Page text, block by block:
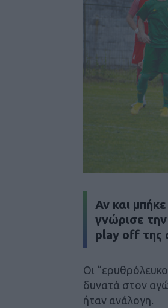
Αν και
γνώρισε
play off της
Οι
δυνατά στον
ήταν ανάλογη.